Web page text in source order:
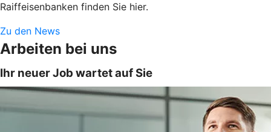
Raiffeisenbanken finden Sie hier.
Zu den News
Arbeiten bei uns
Ihr neuer Job wartet auf Sie